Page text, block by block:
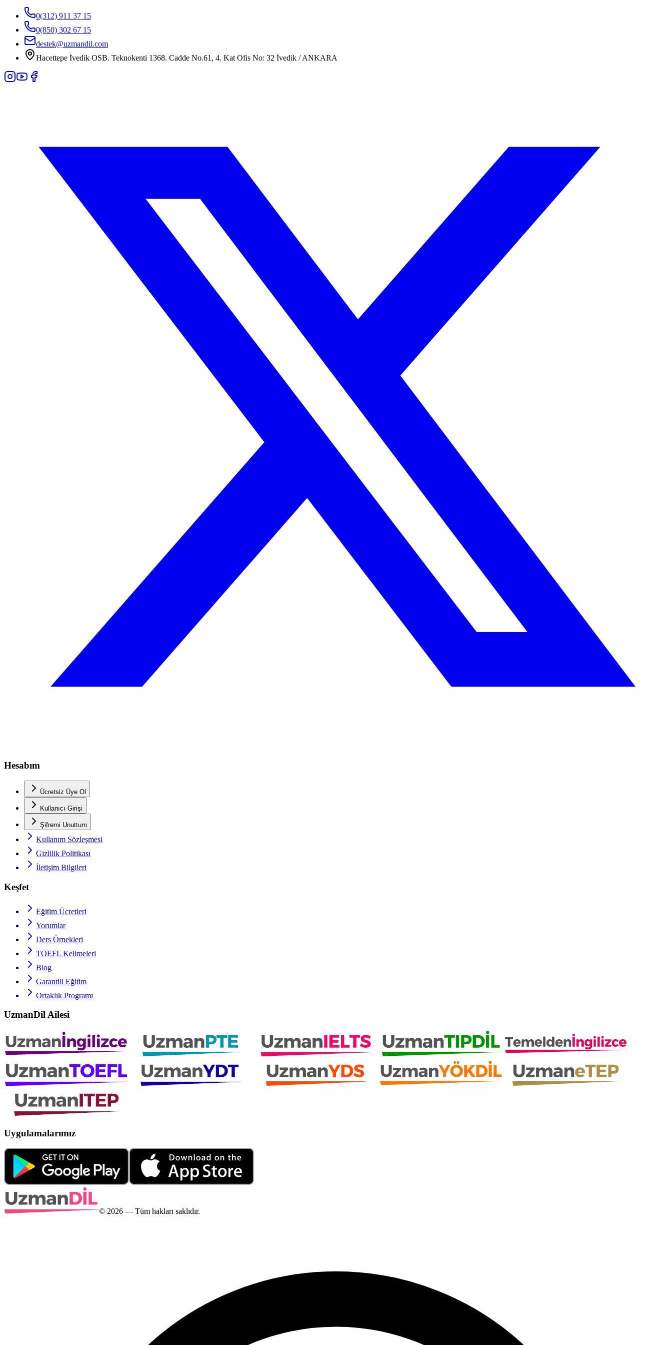
0(312) 911 37 15
0(850) 302 67 15
destek@uzmandil.com
Hacettepe İvedik OSB. Teknokenti 1368. Cadde No.61, 4. Kat Ofis No: 32 İvedik / ANKARA
Hesabım
Ücretsiz Üye Ol
Kullanıcı Girişi
Şifremi Unuttum
Kullanım Sözleşmesi
Gizlilik Politikası
İletişim Bilgileri
Keşfet
Eğitim Ücretleri
Yorumlar
Ders Örnekleri
TOEFL Kelimeleri
Blog
Garantili Eğitim
Ortaklık Programı
UzmanDil Ailesi
Uygulamalarımız
© 2026 — Tüm hakları saklıdır.